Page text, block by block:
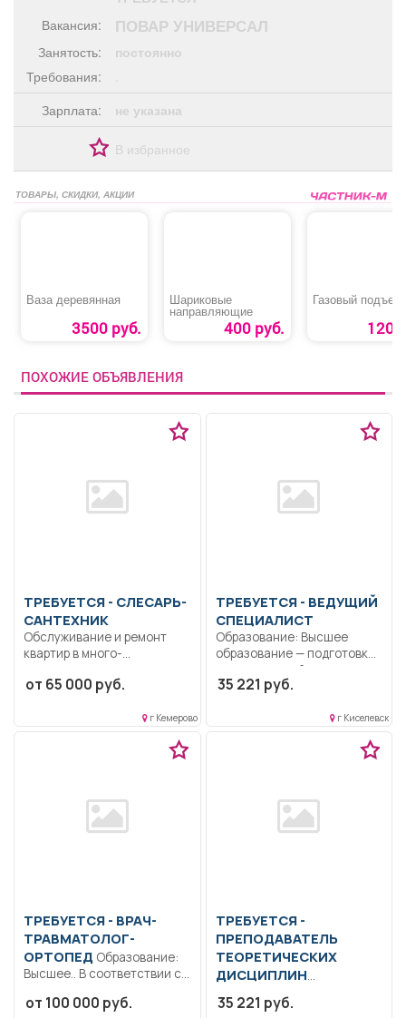
Товары Поздравления
Вакансия: ПОВАР УНИВЕРСАЛ
Занятость:
постоянно
Требования:
Зарплата:
не указана
В избранное
ТОВАРЫ, СКИДКИ, АКЦИИ
Ваза деревянная
3500 руб.
Шариковые
направляющие
400 руб.
Газовый
120
ПОХОЖИЕ ОБЪЯВЛЕНИЯ
ТРЕБУЕТСЯ - СЛЕСАРЬ-
САНТЕХНИК
Обслуживание и ремонт
квартир в много-
обеспечение исправного...
от 65 000 руб.
г Кемерово
ТРЕБУЕТСЯ - ВЕДУЩИЙ
СПЕЦИАЛИСТ
Образование: Высшее
образование — подготовка
кадров высшей
квалификации.. Ведущий...
35 221 руб.
г Киселевск
ТРЕБУЕТСЯ - ВРАЧ-
ТРАВМАТОЛОГ-
ОРТОПЕД
Высшее.. В соответствии с
утвержденной в...
от 100 000 руб.
ТРЕБУЕТСЯ -
ПРЕПОДАВАТЕЛЬ
ТЕОРЕТИЧЕСКИХ
ДИСЦИПЛИН
профессиональное
35 221 руб.